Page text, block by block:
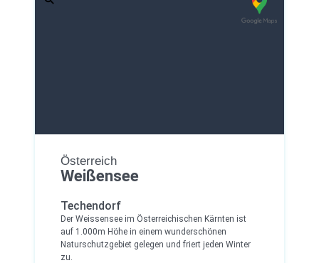
Österreich
Weißensee
Techendorf
Der Weissensee im Österreichischen Kärnten ist
auf 1.000m Höhe in einem wunderschönen
Naturschutzgebiet gelegen und friert jeden Winter
zu.